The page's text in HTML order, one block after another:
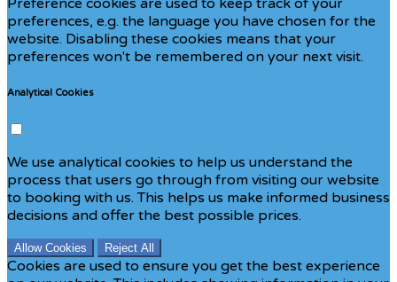
preferences, e.g. the language you have chosen for the
website. Disabling these cookies means that your
preferences won't be remembered on your next visit.
Analytical Cookies
We use analytical cookies to help us understand the
process that users go through from visiting our website
to booking with us. This helps us make informed business
decisions and offer the best possible prices.
Allow Cookies Reject All
Cookies are used to ensure you get the best experience